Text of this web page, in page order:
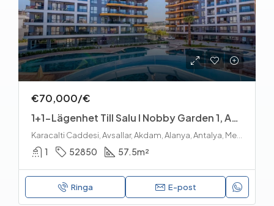
€70,000/€
1+1-Lägenhet Till Salu I Nobby Garden 1, Avsallar, Alanya
1 52850 57.5m²
Ringa E-post